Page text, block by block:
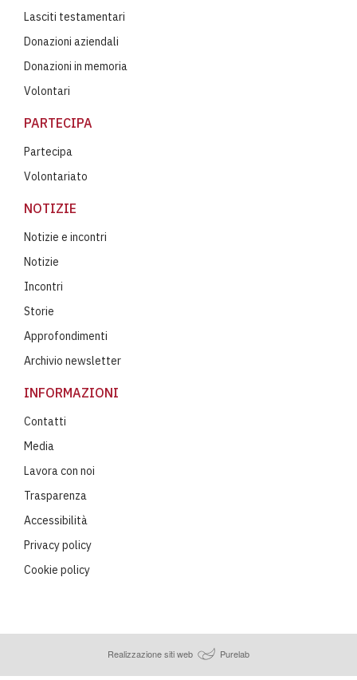
Lasciti testamentari
Donazioni aziendali
Donazioni in memoria
Volontari
PARTECIPA
Partecipa
Volontariato
NOTIZIE
Notizie e incontri
Notizie
Incontri
Storie
Approfondimenti
Archivio newsletter
INFORMAZIONI
Contatti
Media
Lavora con noi
Trasparenza
Accessibilità
Privacy policy
Cookie policy
Realizzazione siti web Purelab